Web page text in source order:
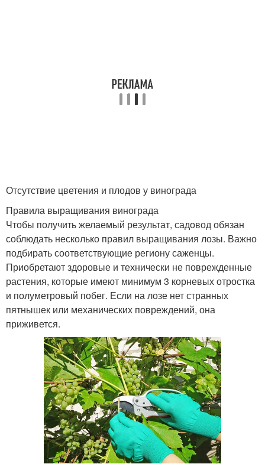
Отсутствие цветения и плодов у винограда
Правила выращивания винограда
Чтобы получить желаемый результат, садовод обязан
соблюдать несколько правил выращивания лозы. Важно
подбирать соответствующие региону саженцы.
Приобретают здоровые и технически не поврежденные
растения, которые имеют минимум 3 корневых отростка
и полуметровый побег. Если на лозе нет странных
пятнышек или механических повреждений, она
приживется.